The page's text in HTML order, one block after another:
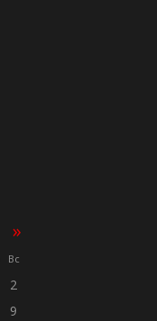
»
Вс
2
9